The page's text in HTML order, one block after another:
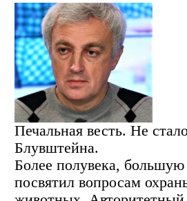
Печальная весть. Не
Блувштейна.
Более полувека,
посвятил вопросам